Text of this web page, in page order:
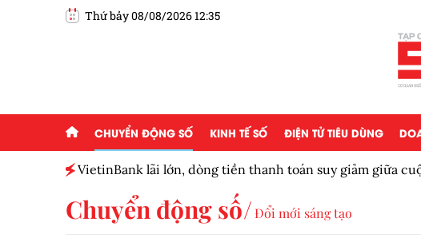
Thứ bảy 08/08/2026 12:35
CHUYỂN ĐỘNG SỐ KINH TẾ SỐ ĐIỆN TỬ TIÊU DÙNG
VietinBank lãi lớn, dòng tiền thanh toán suy giảm giữa
Chuyển động số Đổi mới sáng tạo